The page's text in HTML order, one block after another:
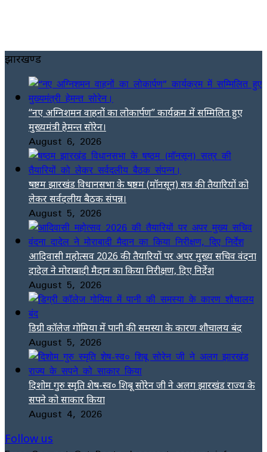
झारखण्ड
“नए अग्निशमन वाहनों का लोकार्पण” कार्यक्रम में सम्मिलित हुए
मुख्यमंत्री हेमन्त सोरेन।
August 6, 2026
षष्ठम झारखंड विधानसभा के षष्ठम (मॉनसून) सत्र की तैयारियों को
लेकर सर्वदलीय बैठक संपन्न।
August 5, 2026
आदिवासी महोत्सव 2026 की तैयारियों पर अपर मुख्य सचिव वंदना
दादेल ने मोराबादी मैदान का किया निरीक्षण, दिए निर्देश
August 5, 2026
डिग्री कॉलेज गोमिया में पानी की समस्या के कारण शौचालय बंद
August 5, 2026
दिशोम गुरु स्मृति शेष-स्व० शिबू सोरेन जी ने अलग झारखंड राज्य के
सपने को साकार किया
August 4, 2026
Follow us